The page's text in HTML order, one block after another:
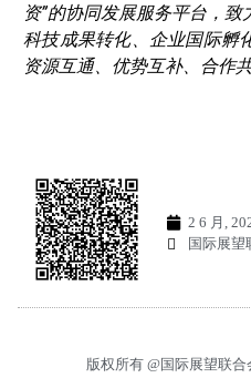
资”的协同发展服务平台，致
科技成果转化、企业国际孵
资源互通、优势互补、合作
2 6 月,
国际展望
版权所有 @国际展望联合